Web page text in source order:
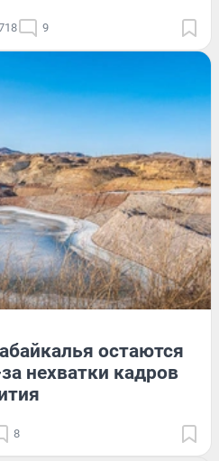
9
остаются
нехватки кадров
8